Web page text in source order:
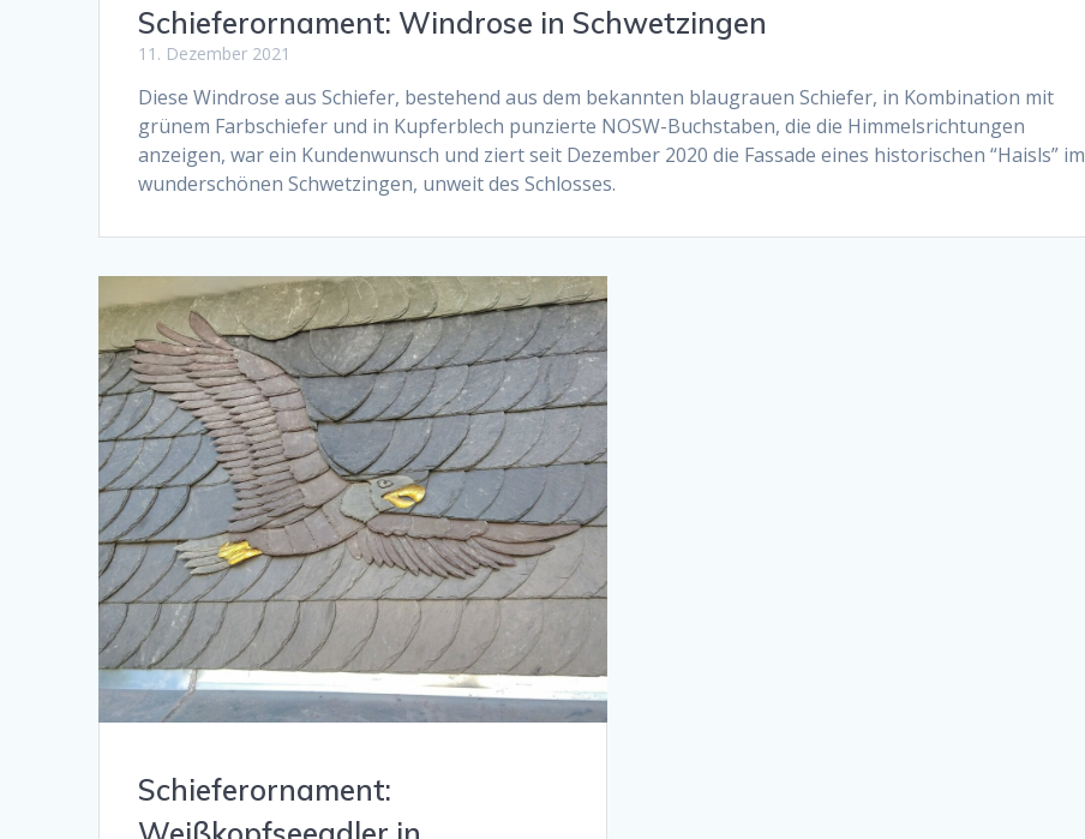
Schieferornament: Windrose in Schwetzingen
11. Dezember 2021
Diese Windrose aus Schiefer, bestehend aus dem bekannten blaugrauen Schiefer, in Kombination mit
grünem Farbschiefer und in Kupferblech punzierte NOSW-Buchstaben, die die Himmelsrichtungen
anzeigen, war ein Kundenwunsch und ziert seit Dezember 2020 die Fassade eines historischen “Haisls” im
wunderschönen Schwetzingen, unweit des Schlosses.
Schieferornament: